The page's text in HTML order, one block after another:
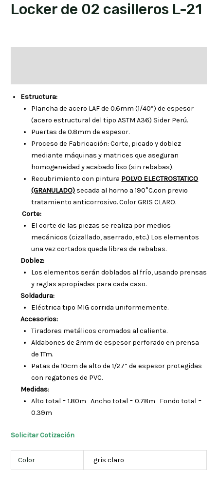
Locker de 02 casilleros L-21
Estructura:
Plancha de acero LAF de 0.6mm (1/40”) de espesor
(acero estructural del tipo ASTM A36) Sider Perú.
Puertas de 0.8mm de espesor.
Proceso de Fabricación: Corte, picado y doblez
mediante máquinas y matrices que aseguran
homogeneidad y acabado liso (sin rebabas).
Recubrimiento con pintura POLVO ELECTROSTATICO
(GRANULADO) secada al horno a 190°C.con previo
tratamiento anticorrosivo. Color GRIS CLARO.
Corte:
El corte de las piezas se realiza por medios
mecánicos (cizallado, aserrado, etc.) Los elementos
una vez cortados queda libres de rebabas.
Doblez:
Los elementos serán doblados al frío, usando prensas
y reglas apropiadas para cada caso.
Soldadura:
Eléctrica tipo MIG corrida uniformemente.
Accesorios:
Tiradores metálicos cromados al caliente.
Aldabones de 2mm de espesor perforado en prensa
de 1Tm.
Patas de 10cm de alto de 1/27” de espesor protegidas
con regatones de PVC.
Medidas:
Alto total = 1.80m Ancho total = 0.78m Fondo total =
0.39m
Solicitar Cotización
Color gris claro